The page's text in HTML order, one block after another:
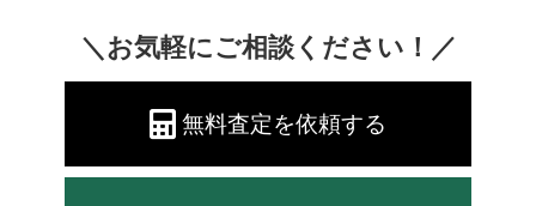
＼お気軽にご相談ください！／
無料査定を依頼する